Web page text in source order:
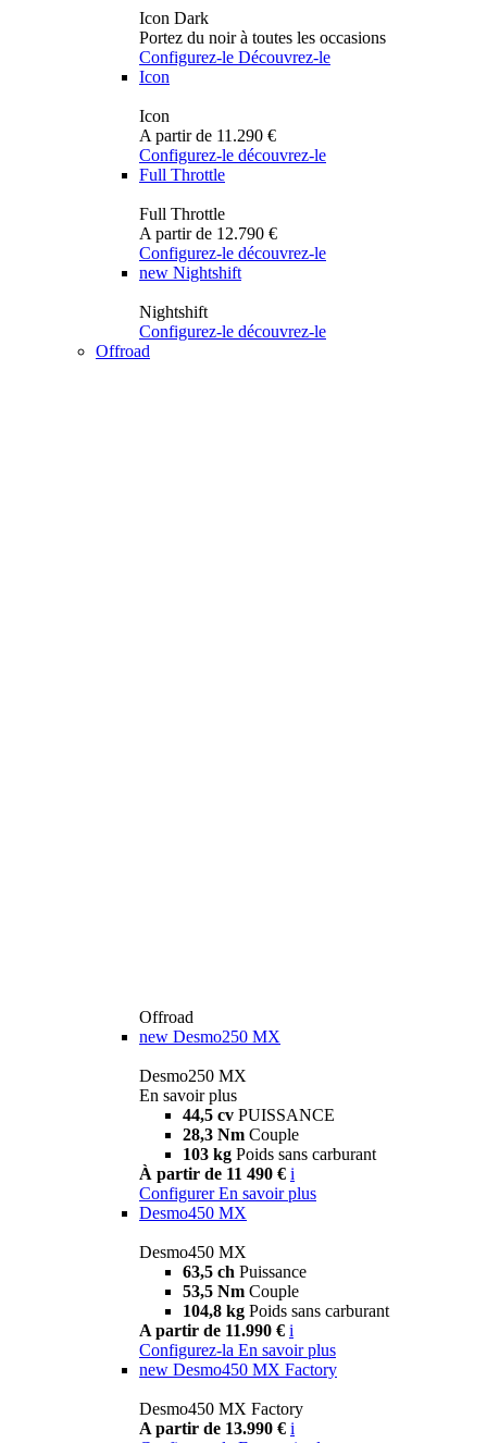
Icon Dark
Portez du noir à toutes les occasions
Configurez-le Découvrez-le
Icon
Icon
A partir de 11.290 €
Configurez-le découvrez-le
Full Throttle
Full Throttle
A partir de 12.790 €
Configurez-le découvrez-le
new Nightshift
Nightshift
Configurez-le découvrez-le
Offroad
Offroad
new Desmo250 MX
Desmo250 MX
En savoir plus
44,5 cv PUISSANCE
28,3 Nm Couple
103 kg Poids sans carburant
À partir de 11 490 € i
Configurer En savoir plus
Desmo450 MX
Desmo450 MX
63,5 ch Puissance
53,5 Nm Couple
104,8 kg Poids sans carburant
A partir de 11.990 € i
Configurez-la En savoir plus
new Desmo450 MX Factory
Desmo450 MX Factory
A partir de 13.990 € i